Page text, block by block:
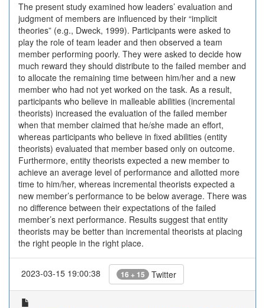
The present study examined how leaders’ evaluation and
judgment of members are influenced by their “implicit
theories” (e.g., Dweck, 1999). Participants were asked to
play the role of team leader and then observed a team
member performing poorly. They were asked to decide how
much reward they should distribute to the failed member and
to allocate the remaining time between him/her and a new
member who had not yet worked on the task. As a result,
participants who believe in malleable abilities (incremental
theorists) increased the evaluation of the failed member
when that member claimed that he/she made an effort,
whereas participants who believe in fixed abilities (entity
theorists) evaluated that member based only on outcome.
Furthermore, entity theorists expected a new member to
achieve an average level of performance and allotted more
time to him/her, whereas incremental theorists expected a
new member’s performance to be below average. There was
no difference between their expectations of the failed
member’s next performance. Results suggest that entity
theorists may be better than incremental theorists at placing
the right people in the right place.
2023-03-15 19:00:38 16 + 15 Twitter